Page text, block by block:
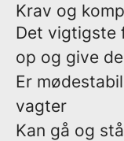
Krav og
Det vigtigste
op og give
Er
vagter
Kan gå og